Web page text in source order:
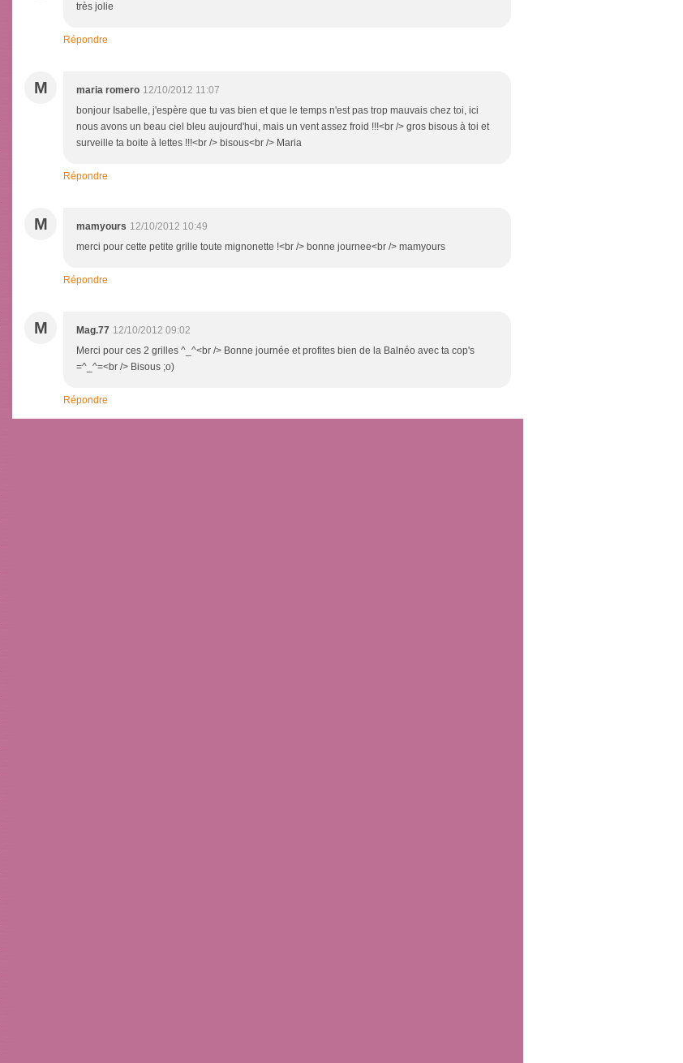
très jolie
Répondre
M maria romero 12/10/2012 11:07
bonjour Isabelle, j'espère que tu vas bien et que le temps n'est pas trop mauvais chez toi, ici
nous avons un beau ciel bleu aujourd'hui, mais un vent assez froid !!!<br /> gros bisous à toi et
surveille ta boite à lettes !!!<br /> bisous<br /> Maria
Répondre
M mamyours 12/10/2012 10:49
merci pour cette petite grille toute mignonette !<br /> bonne journee<br /> mamyours
Répondre
M Mag.77 12/10/2012 09:02
Merci pour ces 2 grilles ^_^<br /> Bonne journée et profites bien de la Balnéo avec ta cop's
=^_^=<br /> Bisous ;o)
Répondre